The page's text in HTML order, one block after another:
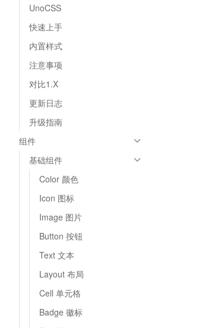
UnoCSS
快速上手
内置样式
注意事项
对比1.X
更新日志
升级指南
组件
基础组件
Color 颜色
Icon 图标
Image 图片
Button 按钮
Text 文本
Layout 布局
Cell 单元格
Badge 徽标